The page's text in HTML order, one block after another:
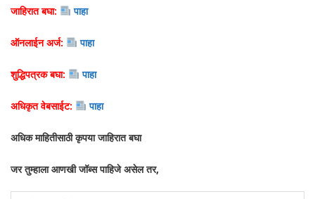
जाहिरात बघा: पाहा
ऑनलाईन अर्ज: पाहा
शुद्धिपत्रक बघा: पाहा
अधिकृत वेबसाईट: पाहा
अधिक माहितीसाठी कृपया जाहिरात बघा
जर तुम्हाला आणखी जॉब्स पाहिजे असेल तर,